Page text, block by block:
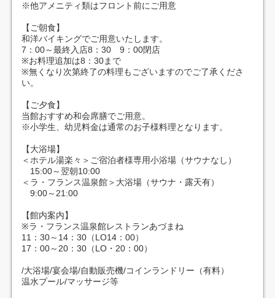
※他アメニティ類はフロント前にご用意
【ご朝食】
和洋バイキングでご用意いたします。
7：00～最終入店8：30 9：00閉店
※お料理追加は8：30まで
※無くなり次第終了の料理もございますのでご了承くださ
い。
【ご夕食】
当館おすすめ和会席膳でご用意。
※小学生、幼児料金は通常のお子様料理となります。
【大浴場】
＜ホテル湯楽々＞ご宿泊者様専用小浴場（サウナなし）
15:00～翌朝10:00
＜ラ・フランス温泉館＞大浴場（サウナ・露天有）
9:00～21:00
【館内案内】
※ラ・フランス温泉館レストランあづまね
11：30～14：30（LO14：00）
17：00～20：30（LO・20：00）
/大浴場/宴会場/自動販売機/コインランドリー（有料）
温水プール/マッサージ等